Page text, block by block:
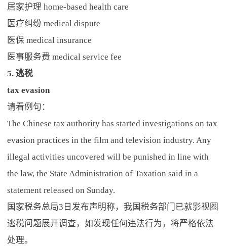
居家护理 home-based health care
医疗纠纷 medical dispute
医保 medical insurance
医事服务费 medical service fee
5. 逃税
tax evasion
请看例句：
The Chinese tax authority has started investigations on tax
evasion practices in the film and television industry. Any
illegal activities uncovered will be punished in line with
the law, the State Administration of Taxation said in a
statement released on Sunday.
国家税务总局3日发布声明称，我国税务部门已就影视圈
逃税问题展开调查，如发现任何违法行为，将严格依法
处理。